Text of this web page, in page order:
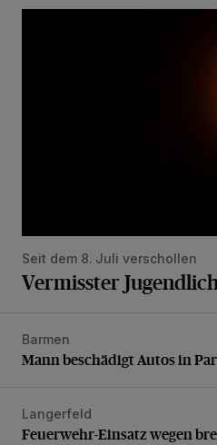
Seit dem 8. Juli verschollen
Vermisster
Mann beschädigt Autos in
Barmen
Mann beschädigt Autos in
Feuerwehr-Einsatz wegen
Langerfeld
Feuerwehr-Einsatz wegen